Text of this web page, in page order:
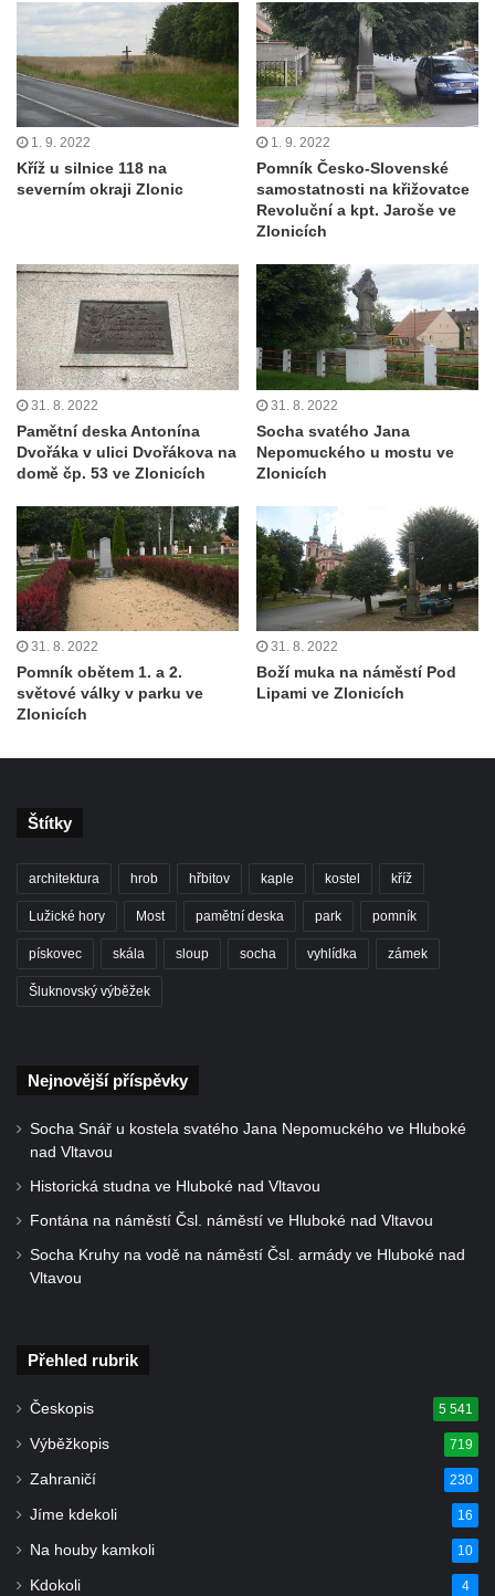
na radnici v Českých Budějovicích
Pamětní deska na biskupské rezidenci v
Českých Budějovicích
Pamětní deska Josefa Hloucha na
biskupské rezidenci v Českých
Budějovicích
Socha žáby u rybníčku na Náměstí v
Pamětní kámen družebních obcí Kamenný
Újezd a Krauchthal v parku na Náměstí v
Kamenném Újezdě
Socha na náměstí J. V. Kamarýta ve
Velešíně
Pomník J. V. Kamarýta v Krumlovské ulici ve
Velešíně
vstupu do poutního místa Římov
Plastika Koule v Gutenbergově ulici v
Liberci
Pamětní deska Vojtěcha Kocmicha na
domě čp. 37 v ulici Betlém v Římově
Pomník na paměť zrušení roboty v Plavu
Socha ležícího koně v Sadech
Pamětní deska Johanna Nepomuka
Fischera na domě čp. 5/16 na třídě 9.
severně od Tokáně
východně od Srbské Kamenice
Busta Jana Amose Komenského na domě
čp. 37 v Račicích
Socha Medvídě v Tierpark Chemnitz
Sochy Ležící žena v Tierpark Chemnitz
Socha Panter v ZOO Leipzig
Leipzig
1. 9. 2022
Kříž u silnice 118 na
severním okraji Zlonic
1. 9. 2022
Pomník Česko-Slovenské
samostatnosti na křižovatce
Revoluční a kpt. Jaroše ve
Zlonicích
31. 8. 2022
Pamětní deska Antonína
Dvořáka v ulici Dvořákova na
domě čp. 53 ve Zlonicích
31. 8. 2022
Socha svatého Jana
Nepomuckého u mostu ve
Zlonicích
31. 8. 2022
Pomník obětem 1. a 2.
světové války v parku ve
Zlonicích
31. 8. 2022
Boží muka na náměstí Pod
Lipami ve Zlonicích
Štítky
architektura hrob hřbitov kaple kostel kříž
Lužické hory Most pamětní deska park pomník
pískovec skála sloup socha vyhlídka zámek
Šluknovský výběžek
Nejnovější příspěvky
Socha Snář u kostela svatého Jana Nepomuckého ve Hluboké
nad Vltavou
Historická studna ve Hluboké nad Vltavou
Fontána na náměstí Čsl. náměstí ve Hluboké nad Vltavou
Socha Kruhy na vodě na náměstí Čsl. armády ve Hluboké nad
Vltavou
Přehled rubrik
Českopis 5 541
Výběžkopis 719
Zahraničí 230
Jíme kdekoli 16
Na houby kamkoli 10
Kdokoli 4